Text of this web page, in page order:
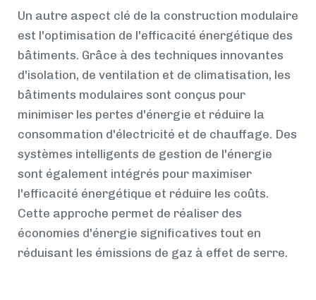
Un autre aspect clé de la construction modulaire
est l'optimisation de l'efficacité énergétique des
bâtiments. Grâce à des techniques innovantes
d'isolation, de ventilation et de climatisation, les
bâtiments modulaires sont conçus pour
minimiser les pertes d'énergie et réduire la
consommation d'électricité et de chauffage. Des
systèmes intelligents de gestion de l'énergie
sont également intégrés pour maximiser
l'efficacité énergétique et réduire les coûts.
Cette approche permet de réaliser des
économies d'énergie significatives tout en
réduisant les émissions de gaz à effet de serre.